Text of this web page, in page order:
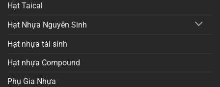
Hạt Taical
Hạt Nhựa Nguyên Sinh
Hạt nhựa tái sinh
Hạt nhựa Compound
Phụ Gia Nhựa